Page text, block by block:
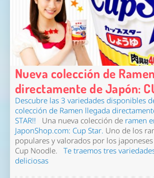
Nueva colección de Ramen
directamente de Japón:
Descubre las 3 variedades disponibles
colección de Ramen llegada
STAR!! Una nueva colección de ramen
JaponShop.com: Cup Star. Uno de los
populares y valorados por los
Cup Noodle. Te traemos tres
deliciosas